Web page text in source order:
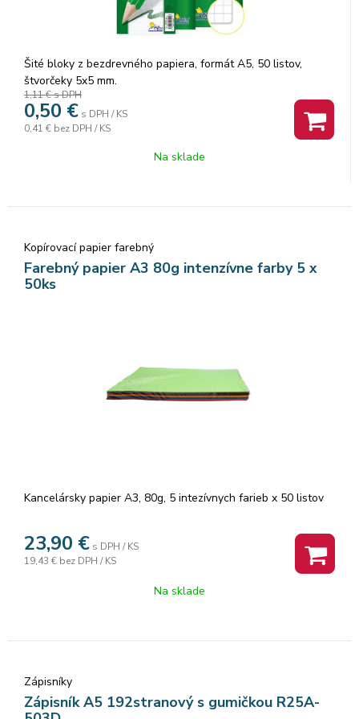
Šité bloky z bezdrevného papiera, formát A5, 50 listov,
štvorčeky 5x5 mm.
1,11 €s DPH
0,50 € s DPH / KS
0,41 € bez DPH / KS
Na sklade
Kopírovací papier farebný
Farebný papier A3 80g intenzívne farby 5 x
50ks
Kancelársky papier A3, 80g, 5 intezívnych farieb x 50 listov
23,90 € s DPH / KS
19,43 € bez DPH / KS
Na sklade
Zápisníky
Zápisník A5 192stranový s gumičkou R25A-